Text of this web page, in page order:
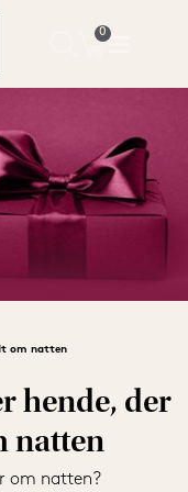
om natten
hende, der
natten
om natten?